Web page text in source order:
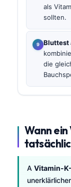
als
sollten.
Bluttest
die
Wann
A Vitamin-